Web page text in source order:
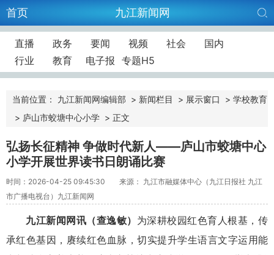
首页 九江新闻网
直播 政务 要闻 视频 社会
国内
行业
教育 电子报 专题H5
当前位置： 九江新闻网编辑部 > 新闻栏目 > 展示窗口 > 学校教育
> 庐山市蛟塘中心小学 > 正文
弘扬长征精神 争做时代新人——庐山市蛟塘中心
小学开展世界读书日朗诵比赛
时间：2026-04-25 09:45:30
来源： 九江市融媒体中心（九江日报社 九江
市广播电视台）九江新闻网
九江新闻网讯（查逸敏） 为深耕校园红色育人根基，传
承红色基因，赓续红色血脉，切实提升学生语言文字运用能